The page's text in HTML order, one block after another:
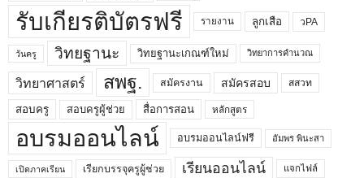
รับเกียรติบัตรฟรี รายงาน ลูกเสือ วPA
วันครู วิทยฐานะ วิทยฐานะเกณฑ์ใหม่ วิทยาการคำนวณ
วิทยาศาสตร์ สพฐ. สมัครงาน สมัครสอบ สสวท
สอบครู สอบครูผู้ช่วย สื่อการสอน หลักสูตร
อบรมออนไลน์ อบรมออนไลน์ฟรี อัมพร พินะสา
เปิดภาคเรียน เรียกบรรจุครูผู้ช่วย เรียนออนไลน์ แจกไฟล์